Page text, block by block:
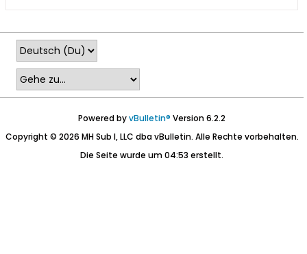
Powered byvBulletin® Version 6.2.2
Copyright © 2026 MH Sub I, LLC dba vBulletin. Alle Rechte vorbehalten.
Die Seite wurde um 04:53 erstellt.